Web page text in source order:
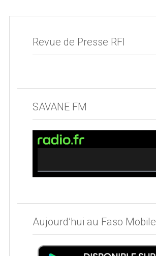
Revue de Presse RFI
SAVANE FM
0% Complete
Aujourd’hui au Faso Mobile